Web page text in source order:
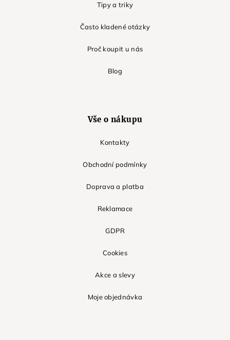
Tipy a triky
Často kladené otázky
Proč koupit u nás
Blog
Vše o nákupu
Kontakty
Obchodní podmínky
Doprava a platba
Reklamace
GDPR
Cookies
Akce a slevy
Moje objednávka